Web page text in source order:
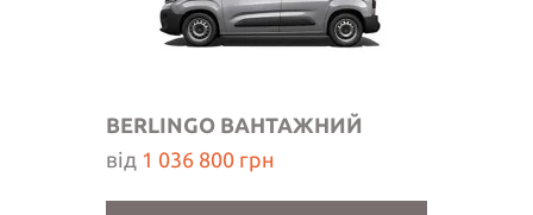
BERLINGO ВАНТАЖНИЙ
від 1 036 800 грн